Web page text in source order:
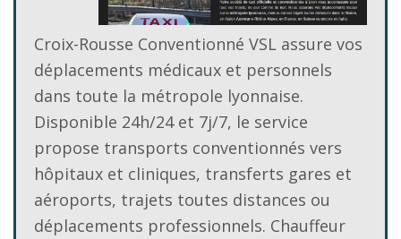
Croix-Rousse Conventionné VSL assure vos
déplacements médicaux et personnels
dans toute la métropole lyonnaise.
Disponible 24h/24 et 7j/7, le service
propose transports conventionnés vers
hôpitaux et cliniques, transferts gares et
aéroports, trajets toutes distances ou
déplacements professionnels. Chauffeur